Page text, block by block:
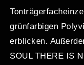
grünfarbigen
erblicken.
SOUL THERE IS